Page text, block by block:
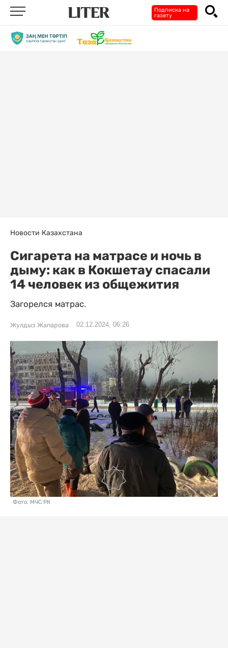
Подписка на
газету
Новости Казахстана
Сигарета на матрасе и ночь в
дыму: как в Кокшетау спасали
14 человек из общежития
Загорелся матрас.
Жулдыз Жапарова 02.12.2024, 06:26
Фото: МЧС РК